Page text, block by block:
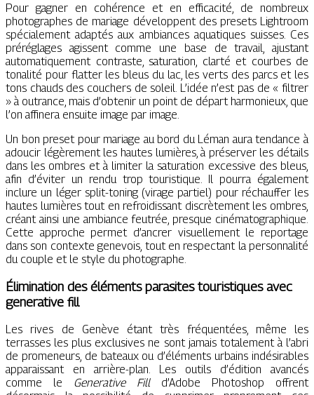
Pour gagner en cohérence et en efficacité, de nombreux
photographes de mariage développent des presets Lightroom
spécialement adaptés aux ambiances aquatiques suisses. Ces
préréglages agissent comme une base de travail, ajustant
automatiquement contraste, saturation, clarté et courbes de
tonalité pour flatter les bleus du lac, les verts des parcs et les
tons chauds des couchers de soleil. L’idée n’est pas de « filtrer
» à outrance, mais d’obtenir un point de départ harmonieux, que
l’on affinera ensuite image par image.
Un bon preset pour mariage au bord du Léman aura tendance à
adoucir légèrement les hautes lumières, à préserver les détails
dans les ombres et à limiter la saturation excessive des bleus,
afin d’éviter un rendu trop touristique. Il pourra également
inclure un léger split-toning (virage partiel) pour réchauffer les
hautes lumières tout en refroidissant discrètement les ombres,
créant ainsi une ambiance feutrée, presque cinématographique.
Cette approche permet d’ancrer visuellement le reportage
dans son contexte genevois, tout en respectant la personnalité
du couple et le style du photographe.
Élimination des éléments parasites touristiques avec
generative fill
Les rives de Genève étant très fréquentées, même les
terrasses les plus exclusives ne sont jamais totalement à l’abri
de promeneurs, de bateaux ou d’éléments urbains indésirables
apparaissant en arrière-plan. Les outils d’édition avancés
comme le Generative Filld’Adobe Photoshop offrent